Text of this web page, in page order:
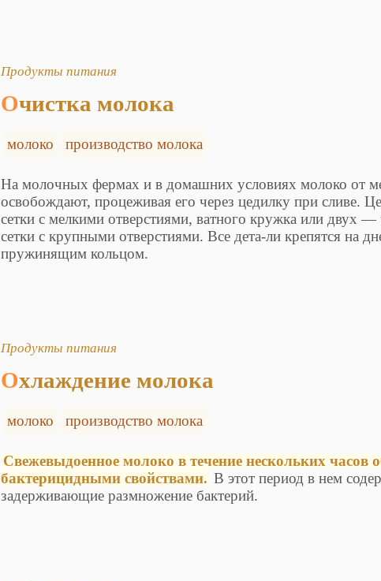
Продукты питания
Очистка молока
молоко производство молока
На молочных фермах и в домашних условиях молоко от
освобождают, процеживая его через цедилку при сливе.
сетки с мелкими отверстиями, ватного кружка или двух
сетки с крупными отверстиями. Все дета-ли крепятся на
пружинящим кольцом.
Продукты питания
Охлаждение молока
молоко производство молока
Свежевыдоенное молоко в течение нескольких часов
бактерицидными свойствами. В этот период в нем
задерживающие размножение бактерий.